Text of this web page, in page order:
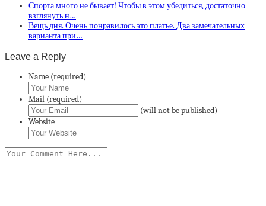
Спорта много не бывает! Чтобы в этом убедиться, достаточно
взглянуть н…
Вещь дня. Очень понравилось это платье. Два замечательных
варианта при…
Leave a Reply
Name (required)
Mail (required)
(will not be published)
Website